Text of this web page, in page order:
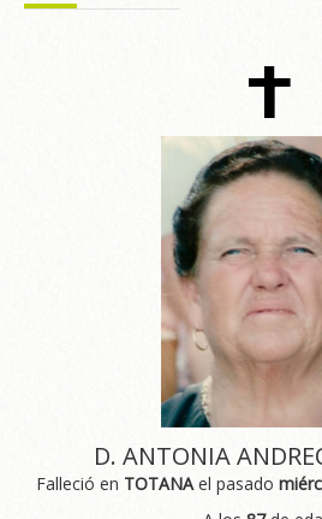
D. ANTONIA
Falleció en TOTANAel pasado